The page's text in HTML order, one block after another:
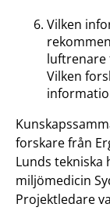
Vilken
luftrenare
Vilken
forskare från
Lunds tekniska
miljömedicin
Projektledare